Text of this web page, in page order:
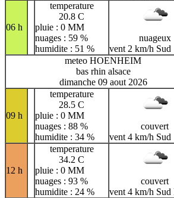
06 h
temperature
20.8 C
pluie : 0 MM
nuages : 59 %
humidite : 51 %
nuageux
vent 2 km/h Sud
meteo HOENHEIM
bas rhin alsace
dimanche 09 aout 2026
09 h
temperature
28.5 C
pluie : 0 MM
nuages : 88 %
humidite : 34 %
couvert
vent 4 km/h Sud
12 h
temperature
34.2 C
pluie : 0 MM
nuages : 93 %
humidite : 24 %
couvert
vent 4 km/h Sud